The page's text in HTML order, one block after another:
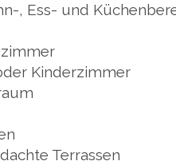
, Ess- und
Kinderzimmer
Terrassen